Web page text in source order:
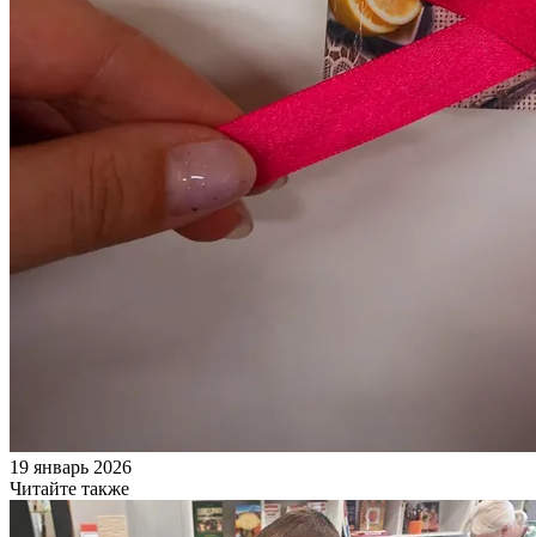
19 январь 2026
Читайте также